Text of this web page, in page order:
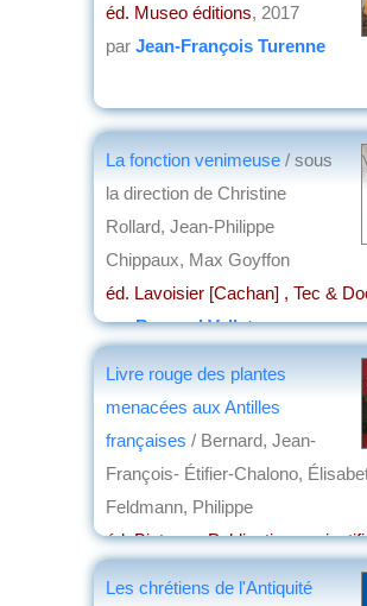
éd. Museo éditions, 2017
par Jean-François Turenne
La fonction venimeuse / sous
la direction de Christine
Rollard, Jean-Philippe
Chippaux, Max Goyffon
éd. Lavoisier [Cachan] , Tec &
parBernard Vallat
Livre rouge des plantes
menacées aux Antilles
françaises / Bernard, Jean-
François- Étifier-Chalono,
Feldmann, Philippe
éd. Biotope - Publications
Les chrétiens de l'Antiquité